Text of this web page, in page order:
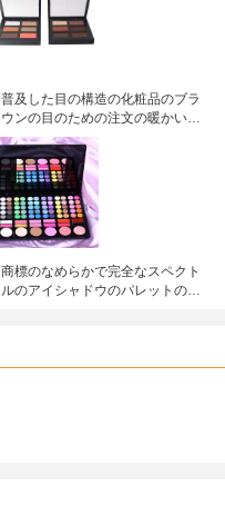
普及した目の構造の化粧品のブラ
ウンの目のための注文の暖かいア
イシャドウのパレット6色
商標のなめらかで完全なスペクト
ルのアイシャドウのパレットの多